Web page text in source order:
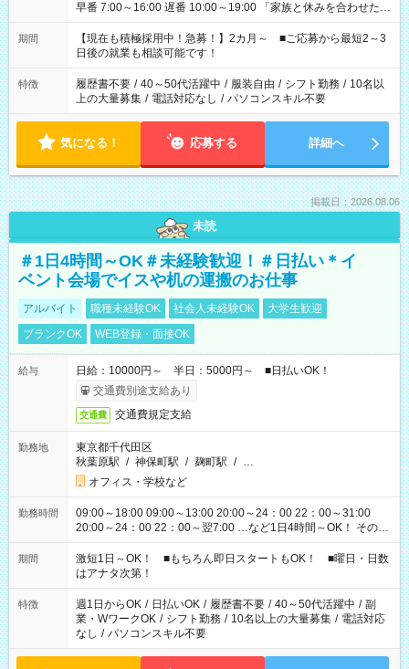
早番 7:00～16:00 遅番 10:00～19:00 「家族と休みを合わせた
い」 「余裕を持って夕飯の準備がしたい」 「できれば残業はし
たくない」 など、ご希望を教えてくださいね。 ※Wワーク希望
の方へ 今ご覧のお仕事で希望する勤務時間と、もう1つのお仕事
の勤務時間。 合計で週40時間を超える場合は応募できません。
期間
【現在も積極採用中！急募！】2カ月～ ■ご応募から最短2～3
日後の就業も相談可能です！
特徴 履歴書不要 / 40～50代活躍中 / 服装自由 / シフト勤務 / 10名以
上の大量募集 / 電話対応なし / パソコンスキル不要
気になる！ 応募する 詳細へ
掲載日：2026.08.06
未読
＃1日4時間～OK＃未経験歓迎！＃日払い＊イ
ベント会場でイスや机の運搬のお仕事
アルバイト 職種未経験OK 社会人未経験OK
大学生歓迎
ブランクOK
WEB登録・面接OK
給与
日給：10000円～ 半日：5000円～ ■日払いOK！
交通費別途支給あり
交通費 交通費規定支給
勤務地
東京都千代田区
秋葉原駅 / 神保町駅 / 麹町駅 / …
オフィス・学校など
勤務時間
09:00～18:00 09:00～13:00 20:00～24：00 22：00～31:00
20:00～24：00 22：00～翌7:00 …など1日4時間～OK！ その他
シフトもございます！ お気軽にご相談ください！
期間
激短1日～OK！ ■もちろん即日スタートもOK！ ■曜日・日数
はアナタ次第！
特徴 週1日からOK / 日払いOK / 履歴書不要 / 40～50代活躍中 / 副
業・WワークOK / シフト勤務 / 10名以上の大量募集 / 電話対応
なし / パソコンスキル不要